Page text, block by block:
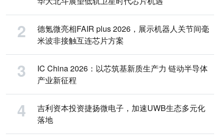
德氪微亮相FAIR plus 2026，展示机器人关节间毫
米波非接触互连芯片方案
IC China 2026：以芯筑基新质生产力 链动半导体
产业新征程
吉利资本投资捷扬微电子，加速UWB生态多元化
落地